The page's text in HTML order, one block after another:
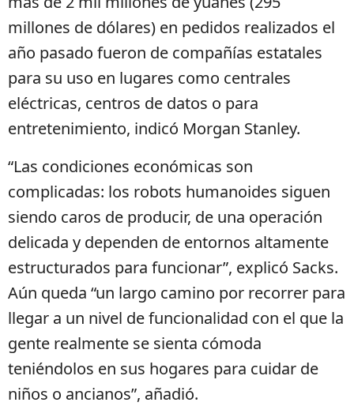
millones de dólares) en pedidos realizados el
año pasado fueron de compañías estatales
para su uso en lugares como centrales
eléctricas, centros de datos o para
entretenimiento, indicó Morgan Stanley.
“Las condiciones económicas son
complicadas: los robots humanoides siguen
siendo caros de producir, de una operación
delicada y dependen de entornos altamente
estructurados para funcionar”, explicó Sacks.
Aún queda “un largo camino por recorrer para
llegar a un nivel de funcionalidad con el que la
gente realmente se sienta cómoda
teniéndolos en sus hogares para cuidar de
niños o ancianos”, añadió.